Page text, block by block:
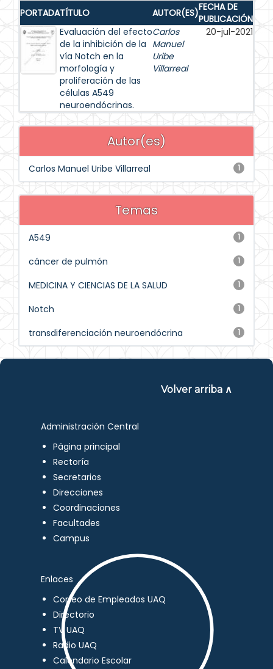
PORTADATÍTULO AUTOR(ES)FECHA DE
PUBLICACIÓN
Evaluación del efecto
de la inhibición de la
vía Notch en la
morfología y
proliferación de las
células A549
neuroendócrinas.
Carlos
Manuel
Uribe
Villarreal
20-jul-2021
Autor(es)
1
Carlos Manuel Uribe Villarreal
Temas
1
A549
1
cáncer de pulmón
1
MEDICINA Y CIENCIAS DE LA SALUD
1
Notch
1
transdiferenciación neuroendócrina
Volver arriba ∧
Administración Central
Página principal
Rectoría
Secretarios
Direcciones
Coordinaciones
Facultades
Campus
Enlaces
Correo de Empleados UAQ
Directorio
TV UAQ
Radio UAQ
Calendario Escolar